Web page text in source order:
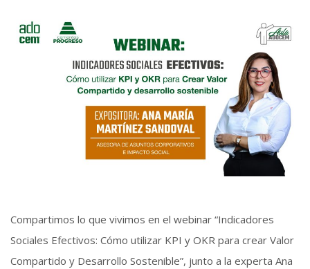
Compartimos lo que vivimos en el webinar “Indicadores
Sociales Efectivos: Cómo utilizar KPI y OKR para crear Valor
Compartido y Desarrollo Sostenible”, junto a la experta Ana